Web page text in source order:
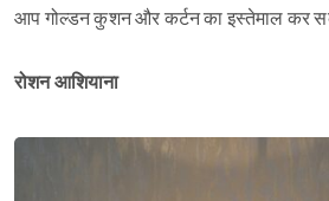
आप गोल्डन कुशन और कर्टन का इस्तेमाल कर
रोशन आशियाना